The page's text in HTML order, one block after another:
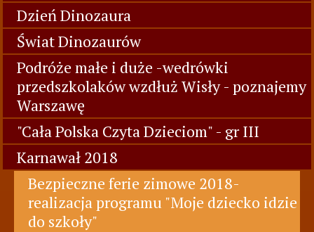
Dzień Dinozaura
Świat Dinozaurów
Podróże małe i duże -wedrówki
przedszkolaków wzdłuż Wisły - poznajemy
Warszawę
"Cała Polska Czyta Dzieciom" - gr III
Karnawał 2018
Bezpieczne ferie zimowe 2018-
realizacja programu "Moje dziecko idzie
do szkoły"